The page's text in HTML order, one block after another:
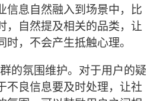
信息自然融入到场景中，比
，自然提及相关的品类，让
时，不会产生抵触心理。
的氛围维护。对于用户的疑
不良信息要及时处理，让社